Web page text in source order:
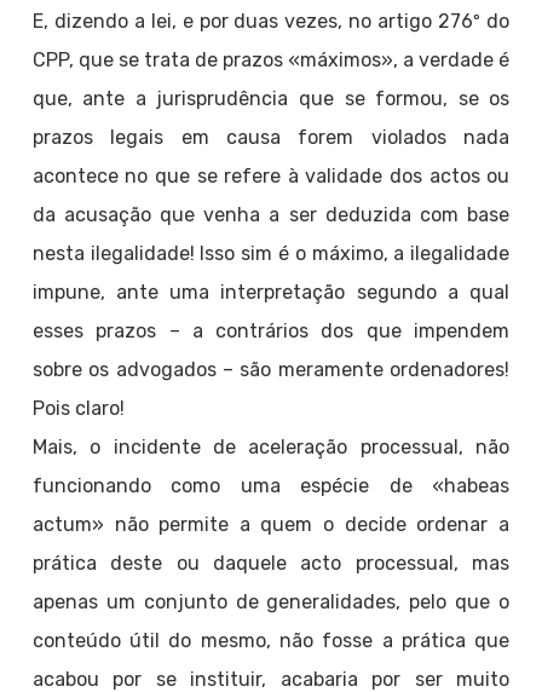
E, dizendo a lei, e por duas vezes, no artigo 276º do
CPP, que se trata de prazos «máximos», a verdade é
que, ante a jurisprudência que se formou, se os
prazos legais em causa forem violados nada
acontece no que se refere à validade dos actos ou
da acusação que venha a ser deduzida com base
nesta ilegalidade! Isso sim é o máximo, a ilegalidade
impune, ante uma interpretação segundo a qual
esses prazos – a contrários dos que impendem
sobre os advogados – são meramente ordenadores!
Pois claro!
Mais, o incidente de aceleração processual, não
funcionando como uma espécie de «habeas
actum» não permite a quem o decide ordenar a
prática deste ou daquele acto processual, mas
apenas um conjunto de generalidades, pelo que o
conteúdo útil do mesmo, não fosse a prática que
acabou por se instituir, acabaria por ser muito